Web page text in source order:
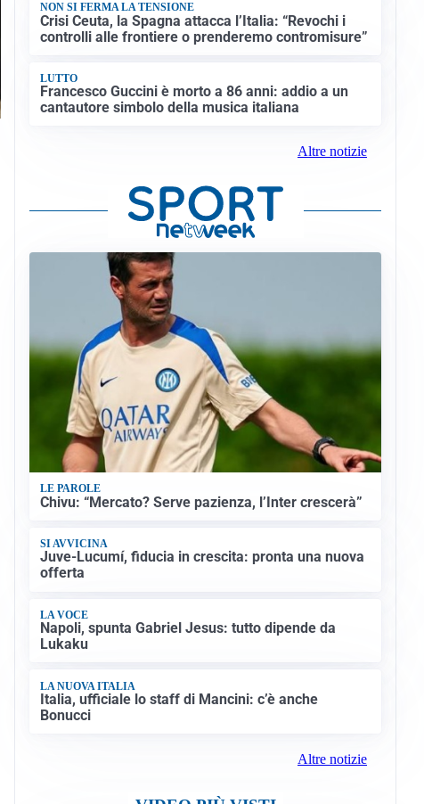
NON SI FERMA LA TENSIONE
Crisi Ceuta, la Spagna attacca l’Italia: “Revochi i
controlli alle frontiere o prenderemo contromisure”
LUTTO
Francesco Guccini è morto a 86 anni: addio a un
cantautore simbolo della musica italiana
Altre notizie
LE PAROLE
Chivu: “Mercato? Serve pazienza, l’Inter crescerà”
SI AVVICINA
Juve-Lucumí, fiducia in crescita: pronta una nuova
offerta
LA VOCE
Napoli, spunta Gabriel Jesus: tutto dipende da
Lukaku
LA NUOVA ITALIA
Italia, ufficiale lo staff di Mancini: c’è anche
Bonucci
Altre notizie